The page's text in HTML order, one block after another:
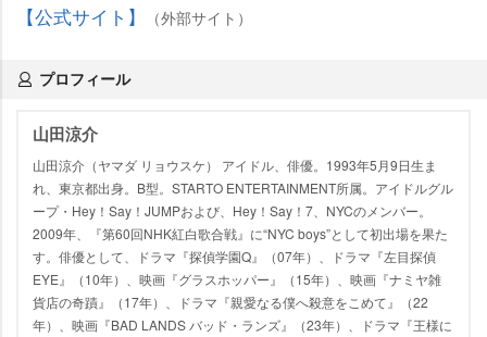
【公式サイト】
（外部サイト）
プロフィール
山田涼介
山田涼介（ヤマダ リョウスケ） アイドル、俳優。1993年5月9日生ま
れ、東京都出身。B型。STARTO ENTERTAINMENT所属。アイドルグル
ープ・Hey！Say！JUMPおよび、Hey！Say！7、NYCのメンバー。
2009年、『第60回NHK紅白歌合戦』に“NYC boys”として初出場を果た
す。俳優として、ドラマ『探偵学園Q』（07年）、ドラマ『左目探偵
EYE』（10年）、映画『グラスホッパー』（15年）、映画『ナミヤ雑
貨店の奇蹟』（17年）、ドラマ『親愛なる僕へ殺意をこめて』（22
年）、映画『BAD LANDS バッド・ランズ』（23年）、ドラマ『王様に